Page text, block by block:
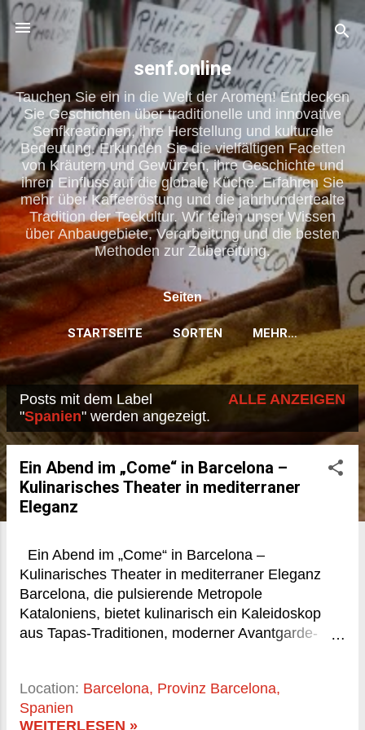
Direkt zum Hauptbereich
senf.online
Tauchen Sie ein in die Welt der Aromen! Entdecken
Sie Geschichten über traditionelle und innovative
Senfkreationen, ihre Herstellung und kulturelle
Bedeutung. Erkunden Sie die vielfältigen Facetten
von Kräutern und Gewürzen, ihre Geschichte und
ihren Einfluss auf die globale Küche. Erfahren Sie
mehr über Kaffeeröstung und die jahrhundertealte
Tradition der Teekultur. Wir teilen unser Wissen
über Anbaugebiete, Verarbeitung und die besten
Methoden zur Zubereitung.
Seiten
STARTSEITE SORTEN MEHR…
P
o
Posts mit dem Label
"Spanien" werden angezeigt.
ALLE ANZEIGEN
Ein Abend im „Come“ in Barcelona –
Kulinarisches Theater in mediterraner
Eleganz
Ein Abend im „Come“ in Barcelona –
Kulinarisches Theater in mediterraner Eleganz
Barcelona, die pulsierende Metropole
Kataloniens, bietet kulinarisch ein Kaleidoskop
aus Tapas-Traditionen, moderner Avantgarde-
Gastronomie so stimmig wie im „Come“. Dieses
stilvolle Restaurant nahe dem Passeig de Gràcia
Location: Barcelona, Provinz Barcelona,
Spanien
WEITERLESEN »